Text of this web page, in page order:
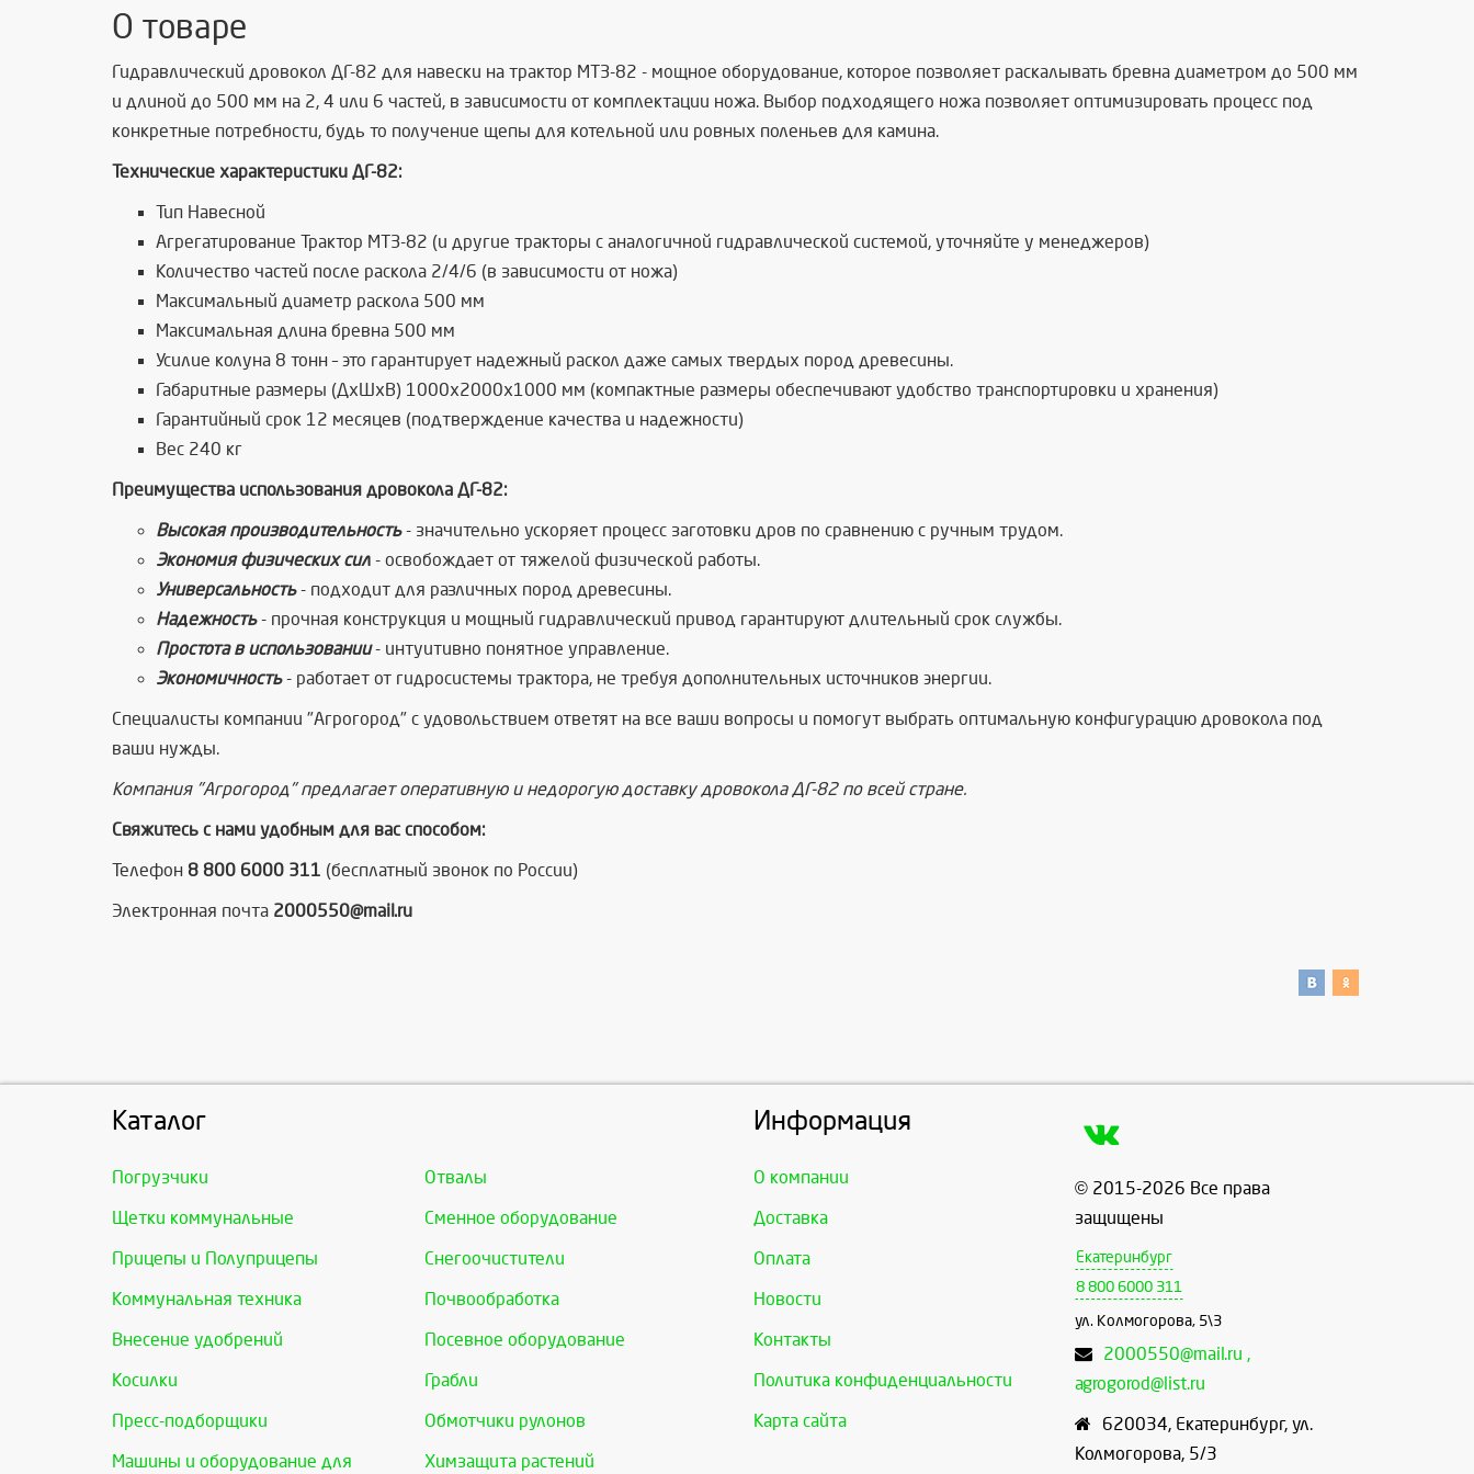
О товаре
Гидравлический дровокол ДГ-82 для навески на трактор МТЗ-82 - мощное оборудование, которое позволяет раскалывать бревна диаметром до 500 мм
и длиной до 500 мм на 2, 4 или 6 частей, в зависимости от комплектации ножа. Выбор подходящего ножа позволяет оптимизировать процесс под
конкретные потребности, будь то получение щепы для котельной или ровных поленьев для камина.
Технические характеристики ДГ-82:
Тип Навесной
Агрегатирование Трактор МТЗ-82 (и другие тракторы с аналогичной гидравлической системой, уточняйте у менеджеров)
Количество частей после раскола 2/4/6 (в зависимости от ножа)
Максимальный диаметр раскола 500 мм
Максимальная длина бревна 500 мм
Усилие колуна 8 тонн – это гарантирует надежный раскол даже самых твердых пород древесины.
Габаритные размеры (ДхШхВ) 1000х2000х1000 мм (компактные размеры обеспечивают удобство транспортировки и хранения)
Гарантийный срок 12 месяцев (подтверждение качества и надежности)
Вес 240 кг
Преимущества использования дровокола ДГ-82:
Высокая производительность- значительно ускоряет процесс заготовки дров по сравнению с ручным трудом.
Экономия физических сил - освобождает от тяжелой физической работы.
Универсальность- подходит для различных пород древесины.
Надежность- прочная конструкция и мощный гидравлический привод гарантируют длительный срок службы.
Простота в использовании- интуитивно понятное управление.
Экономичность- работает от гидросистемы трактора, не требуя дополнительных источников энергии.
Специалисты компании "Агрогород" с удовольствием ответят на все ваши вопросы и помогут выбрать оптимальную конфигурацию дровокола под
ваши нужды.
Компания "Агрогород" предлагает оперативную и недорогую доставку дровокола ДГ-82 по всей стране.
Свяжитесь с нами удобным для вас способом:
Телефон 8 800 6000 311 (бесплатный звонок по России)
Электронная почта 2000550@mail.ru
Каталог
Погрузчики Отвалы
Щетки коммунальные Сменное оборудование
Прицепы и Полуприцепы Снегоочистители
Коммунальная техника Почвообработка
Внесение удобрений Посевное оборудование
Косилки Грабли
Пресс-подборщики Обмотчики рулонов
Машины и оборудование для Химзащита растений
Информация
О компании
Доставка
Оплата
Новости
Контакты
Политика конфиденциальности
Карта сайта
© 2015-2026 Все права
защищены
Екатеринбург
8 800 6000 311
ул. Колмогорова, 5\3
2000550@mail.ru ,
agrogorod@list.ru
620034, Екатеринбург, ул.
Колмогорова, 5/3